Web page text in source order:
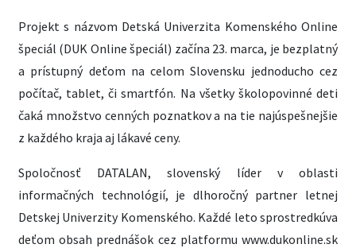
Projekt s názvom Detská Univerzita Komenského Online
špeciál (DUK Online špeciál) začína 23. marca, je bezplatný
a prístupný deťom na celom Slovensku jednoducho cez
počítač, tablet, či smartfón. Na všetky školopovinné deti
čaká množstvo cenných poznatkov a na tie najúspešnejšie
z každého kraja aj lákavé ceny.
Spoločnosť DATALAN, slovenský líder v oblasti
informačných technológií, je dlhoročný partner letnej
Detskej Univerzity Komenského. Každé leto sprostredkúva
deťom obsah prednášok cez platformu www.dukonline.sk